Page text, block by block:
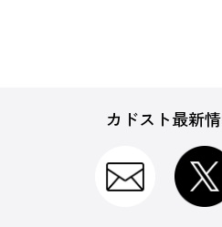
カドスト最新